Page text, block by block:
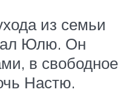
из семьи
Юлю. Он
в свободное
Настю.